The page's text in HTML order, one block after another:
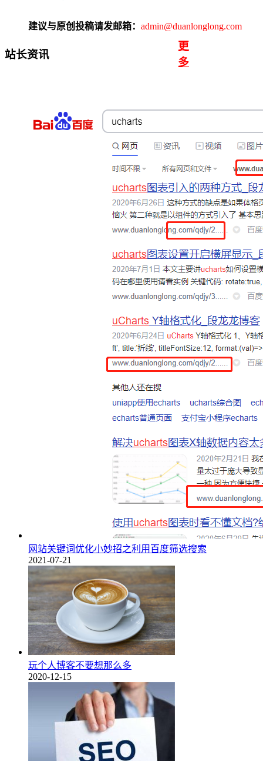
建议与原创投稿请发邮箱： admin@duanlonglong.com
站长资讯
更
多
网站关键词优化小妙招之利用百度筛选搜索
2021-07-21
玩个人博客不要想那么多
2020-12-15